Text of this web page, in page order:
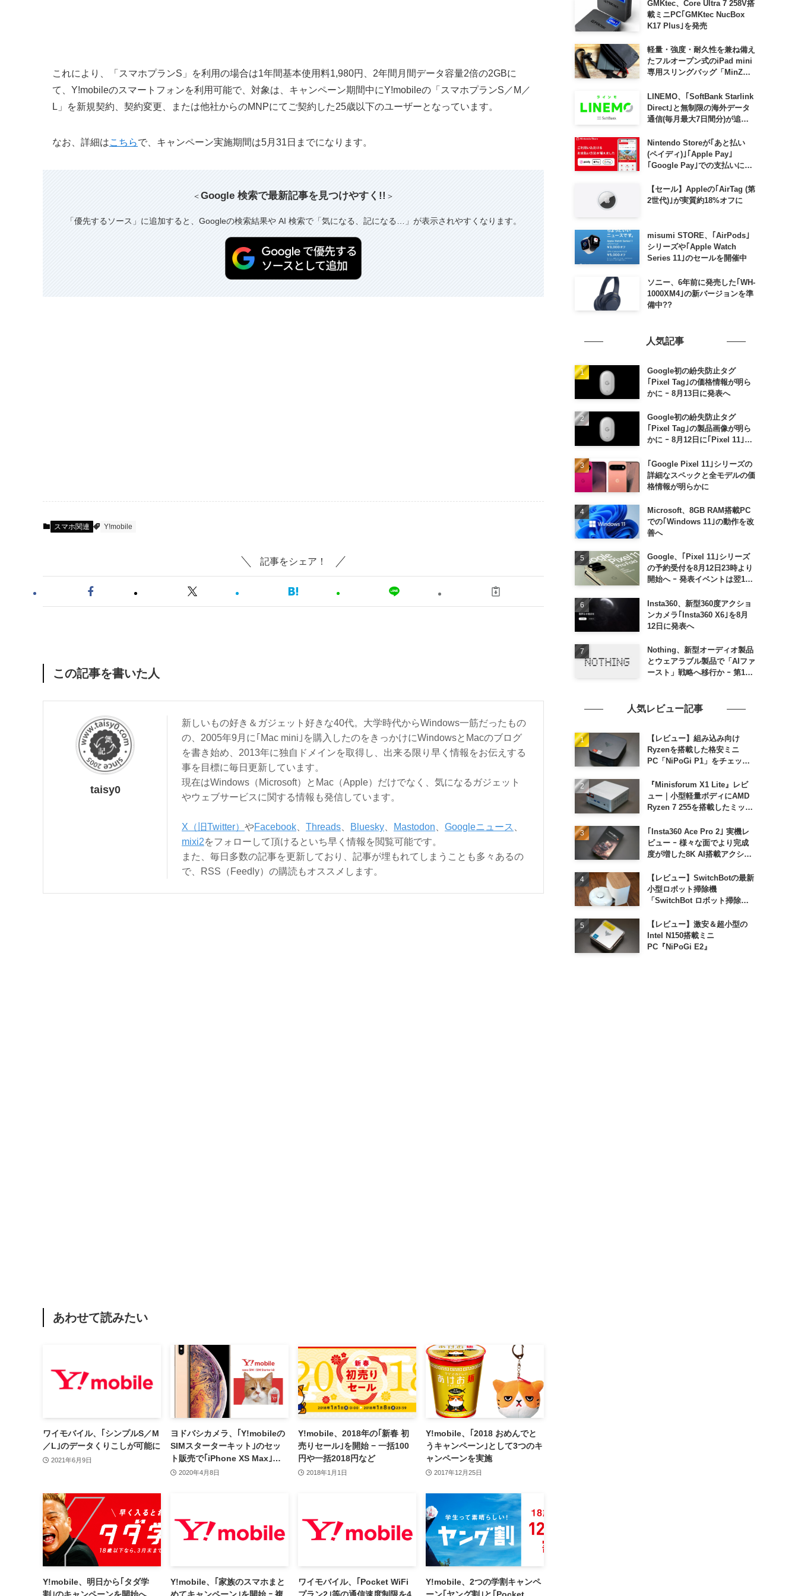
これにより、「スマホプランS」を利用の場合は1年間基本使用料1,980円、2年間月間データ容量2倍の2GBに
て、Y!mobileのスマートフォンを利用可能で、対象は、キャンペーン期間中にY!mobileの「スマホプランS／M／
L」を新規契約、契約変更、または他社からのMNPにてご契約した25歳以下のユーザーとなっています。
なお、詳細はこちらで、キャンペーン実施期間は5月31日までになります。
＜Google 検索で最新記事を見つけやすく!! ＞
「優先するソース」に追加すると、Googleの検索結果や AI 検索で「気になる、記になる…」が表示されやすくなります。
スマホ関連 Y!mobile
記事をシェア！
この記事を書いた人
taisy0
新しいもの好き＆ガジェット好きな40代。大学時代からWindows一筋だったもの
の、2005年9月に｢Mac mini｣を購入したのをきっかけにWindowsとMacのブログ
を書き始め、2013年に独自ドメインを取得し、出来る限り早く情報をお伝えする
事を目標に毎日更新しています。
現在はWindows（Microsoft）とMac（Apple）だけでなく、気になるガジェット
やウェブサービスに関する情報も発信しています。
X（旧Twitter） やFacebook Threads Bluesky Mastodon Googleニュース
mixi2をフォローして頂けるといち早く情報を閲覧可能です。
また、毎日多数の記事を更新しており、記事が埋もれてしまうことも多々あるの
で、RSS（Feedly）の購読もオススメします。
あわせて読みたい
ワイモバイル、｢シンプルS／M
／L｣のデータくりこしが可能に
2021年6月9日
ヨドバシカメラ、｢Y!mobileの
SIMスターターキット｣のセッ
ト販売で｢iPhone XS Max｣を
10,880円オフで販売中
2020年4月8日
Y!mobile、2018年の｢新春 初
売りセール｣を開始 − 一括100
円や一括2018円など
2018年1月1日
Y!mobile、｢2018 おめんでと
うキャンペーン｣として3つのキ
ャンペーンを実施
2017年12月25日
Y!mobile、明日から｢タダ学
割｣のキャンペーンを開始へ
Y!mobile、｢家族のスマホまと
めてキャンペーン｣を開始 ｰ 複
ワイモバイル、｢Pocket WiFi
プラン2｣等の通信速度制限を4
Y!mobile、2つの学割キャンペ
ーン｢ヤング割｣と｢Pocket
GMKtec、Core Ultra 7 258V搭
載ミニPC｢GMKtec NucBox
K17 Plus｣を発売
軽量・強度・耐久性を兼ね備え
たフルオープン式のiPad mini
専用スリングバッグ「MinZ
発売
LINEMO、｢SoftBank Starlink
Direct｣と無制限の海外データ
通信(毎月最大7日間分)が追加
Nintendo Storeが｢あと払い
(ペイディ)｣｢Apple Pay｣
｢Google Pay｣での支払いに対
【セール】Appleの｢AirTag (第
2世代)｣が実質約18%オフに
misumi STORE、｢AirPods｣
シリーズや｢Apple Watch
Series 11｣のセールを開催中
ソニー、6年前に発売した｢WH-
1000XM4｣の新バージョンを準
備中??
人気記事
Google初の紛失防止タグ
｢Pixel Tag｣の価格情報が明ら
かに ｰ 8月13日に発表へ
Google初の紛失防止タグ
｢Pixel Tag｣の製品画像が明ら
かに ｰ 8月12日に｢Pixel 11｣な
｢Google Pixel 11｣シリーズの
詳細なスペックと全モデルの価
格情報が明らかに
Microsoft、8GB RAM搭載PC
での｢Windows 11｣の動作を改
善へ
Google、｢Pixel 11｣シリーズ
の予約受付を8月12日23時より
開始へ ｰ 発表イベントは翌13
Insta360、新型360度アクショ
ンカメラ｢Insta360 X6｣を8月
12日に発表へ
Nothing、新型オーディオ製品
とウェアラブル製品で「AIファ
ースト」戦略へ移行か ｰ 第1弾
人気レビュー記事
【レビュー】組み込み向け
Ryzenを搭載した格安ミニ
PC「NiPoGi P1」をチェック
高性能
『Minisforum X1 Lite』レビ
ュー｜小型軽量ボディにAMD
Ryzen 7 255を搭載したミッド
｢Insta360 Ace Pro 2｣ 実機レ
ビュー ｰ 様々な面でより完成
度が増した8K AI搭載アクショ
【レビュー】SwitchBotの最新
小型ロボット掃除機
「SwitchBot ロボット掃除機
【レビュー】激安＆超小型の
Intel N150搭載ミニ
PC『NiPoGi E2』